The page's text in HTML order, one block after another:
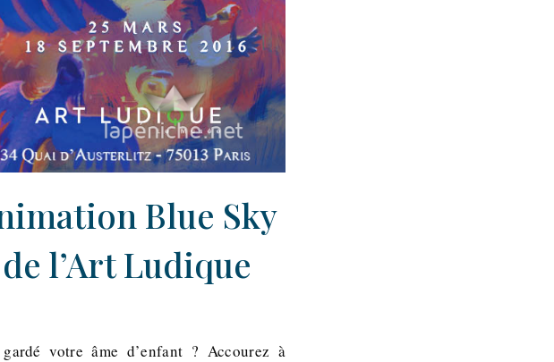
Blue Sky
l’Art Ludique
votre âme d’enfant ? Accourez à